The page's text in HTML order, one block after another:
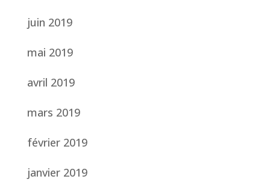
juin 2019
mai 2019
avril 2019
mars 2019
février 2019
janvier 2019